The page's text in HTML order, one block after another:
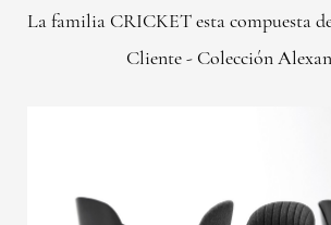
La familia CRICKET esta compuesta
Cliente - Colección